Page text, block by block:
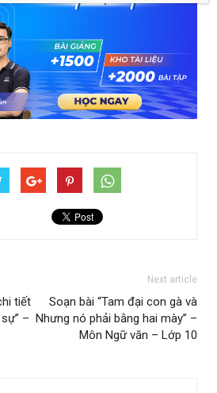
tiết
–
Next article
Soạn bài “Tam đại con gà và
Nhưng nó phải bằng hai mày” –
Môn Ngữ văn – Lớp 10